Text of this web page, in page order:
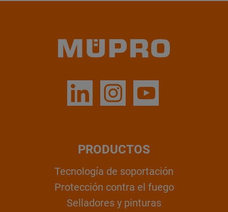
PRODUCTOS
Tecnología de soportación
Protección contra el fuego
Selladores y pinturas